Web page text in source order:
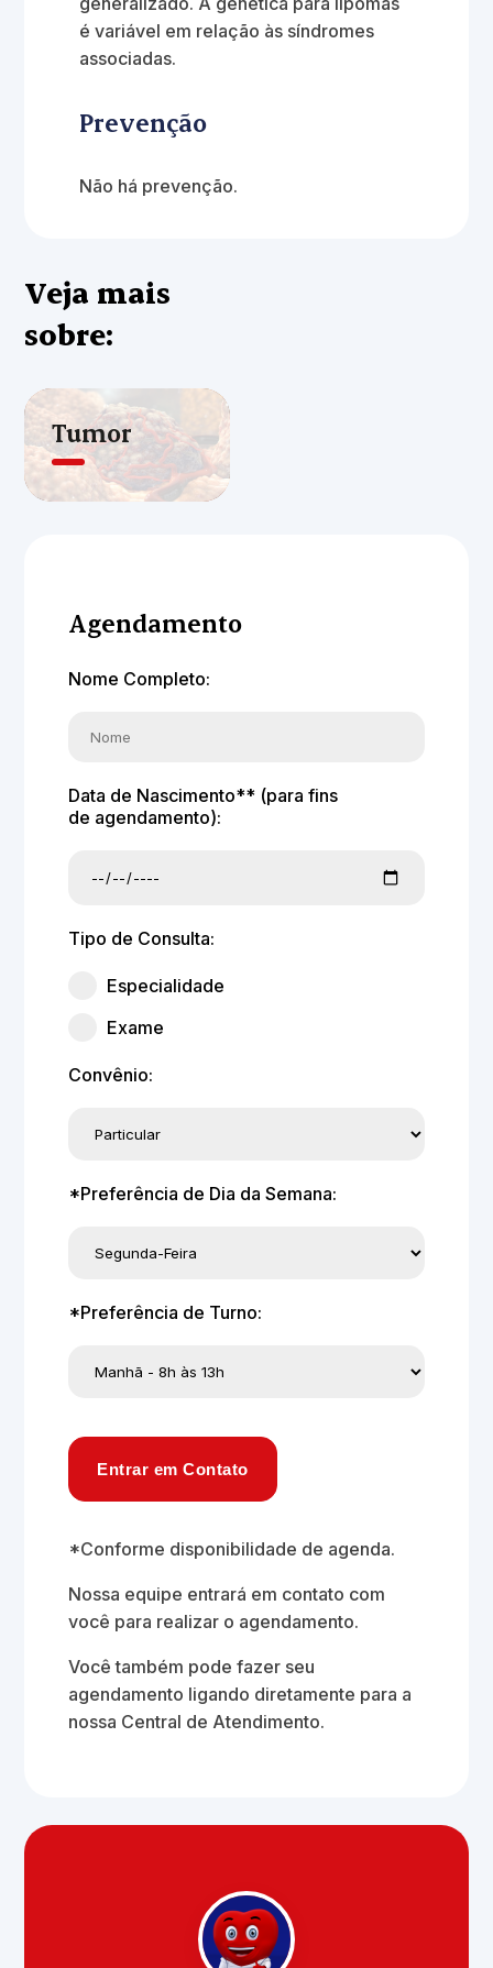
é variável em relação às síndromes
associadas.
Prevenção
Não há prevenção.
Veja mais
sobre:
Tumor
Agendamento
Nome Completo:
Data de Nascimento** (para fins
de agendamento):
Tipo de Consulta:
Especialidade
Exame
Convênio:
*Preferência de Dia da Semana:
*Preferência de Turno:
Entrar em Contato
*Conforme disponibilidade de agenda.
Nossa equipe entrará em contato com
você para realizar o agendamento.
Você também pode fazer seu
agendamento ligando diretamente para a
nossa Central de Atendimento.